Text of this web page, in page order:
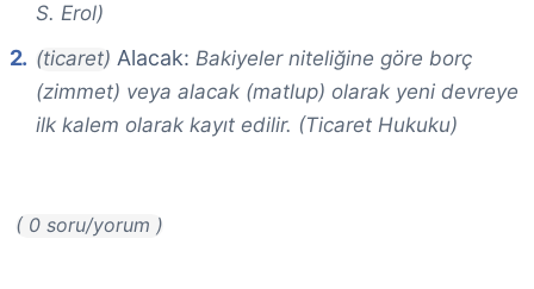
S. Erol)
(ticaret) Alacak: Bakiyeler niteliğine göre borç
(zimmet) veya alacak (matlup) olarak yeni devreye
ilk kalem olarak kayıt edilir. (Ticaret Hukuku)
( 0 soru/yorum )